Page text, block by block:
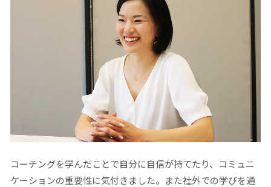
コーチングを学んだことで自分に自信が持てたり、コミュニ
ケーションの重要性に気付きました。また社外での学びを通